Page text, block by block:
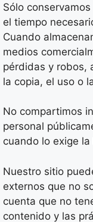
Sólo
el tiempo
Cuando
medios
pérdidas y robos,
la copia, el uso o
No compartimos
personal
cuando lo exige la
Nuestro sitio
externos que no
cuenta que no
contenido y las